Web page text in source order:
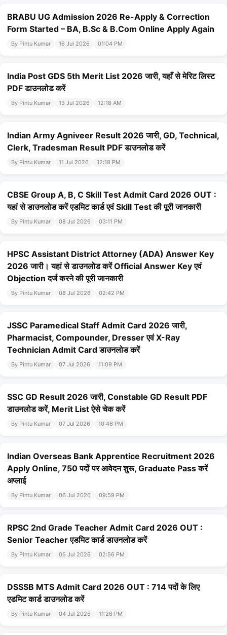
BRABU UG Admission 2026 Re-Apply & Correction
Form Started – BA, B.Sc & B.Com Online Apply Again
By Pintu Kumar 16 Jul 2026 01:04 PM
India Post GDS 5th Merit List 2026 जारी, यहाँ से मेरिट लिस्ट
PDF डाउनलोड करें
By Pintu Kumar 13 Jul 2026 12:18 AM
Indian Army Agniveer Result 2026 जारी, GD, Technical,
Clerk, Tradesman Result PDF डाउनलोड करें
By Pintu Kumar 11 Jul 2026 12:18 PM
CBSE Group A, B, C Skill Test Admit Card 2026 OUT :
यहां से डाउनलोड करें एडमिट कार्ड एवं Skill Test की पूरी जानकारी
By Pintu Kumar 08 Jul 2026 03:11 PM
HPSC Assistant District Attorney (ADA) Answer Key
2026 जारी। यहां से डाउनलोड करें Official Answer Key एवं
Objection दर्ज करने की पूरी जानकारी
By Pintu Kumar 08 Jul 2026 02:42 PM
JSSC Paramedical Staff Admit Card 2026 जारी,
Pharmacist, Compounder, Dresser एवं X-Ray
Technician Admit Card डाउनलोड करें
By Pintu Kumar 07 Jul 2026 11:09 PM
SSC GD Result 2026 जारी, Constable GD Result PDF
डाउनलोड करें, Merit List ऐसे चेक करें
By Pintu Kumar 07 Jul 2026 10:46 PM
Indian Overseas Bank Apprentice Recruitment 2026
Apply Online, 750 पदों पर आवेदन शुरू, Graduate Pass करें
अप्लाई
By Pintu Kumar 06 Jul 2026 09:59 PM
RPSC 2nd Grade Teacher Admit Card 2026 OUT :
Senior Teacher एडमिट कार्ड डाउनलोड करें
By Pintu Kumar 05 Jul 2026 02:56 PM
DSSSB MTS Admit Card 2026 OUT : 714 पदों के लिए
एडमिट कार्ड डाउनलोड करें
By Pintu Kumar 04 Jul 2026 11:26 PM